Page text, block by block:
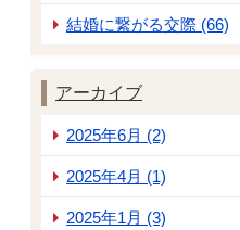
結婚に繋がる交際 (66)
アーカイブ
2025年6月 (2)
2025年4月 (1)
2025年1月 (3)